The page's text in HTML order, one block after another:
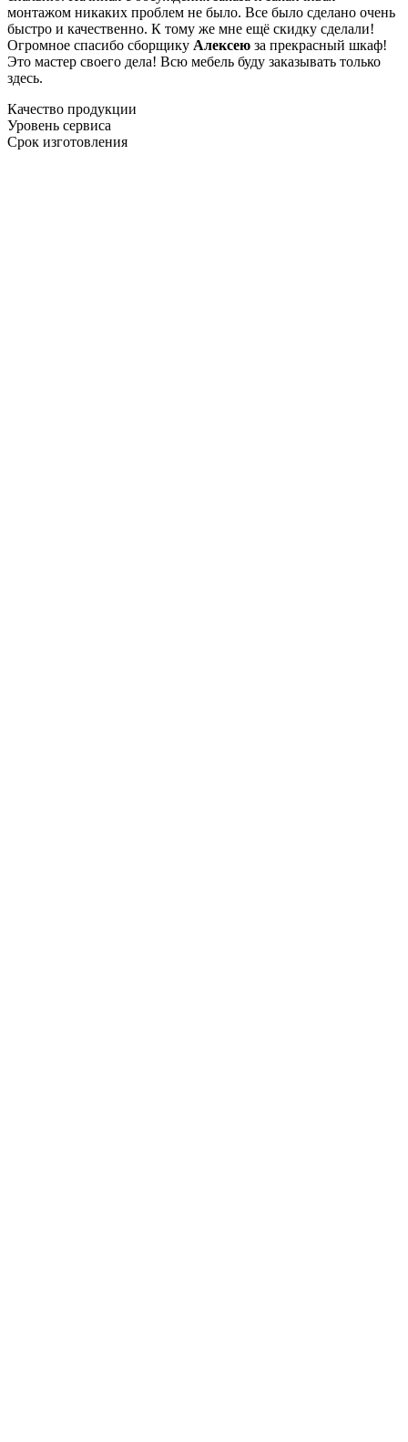
монтажом никаких проблем не было. Все было сделано очень
быстро и качественно. К тому же мне ещё скидку сделали!
Огромное спасибо сборщику Алексею за прекрасный шкаф!
Это мастер своего дела! Всю мебель буду заказывать только
здесь.
Качество продукции
Уровень сервиса
Срок изготовления